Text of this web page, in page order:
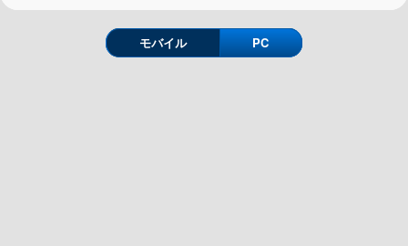
モバイル PC